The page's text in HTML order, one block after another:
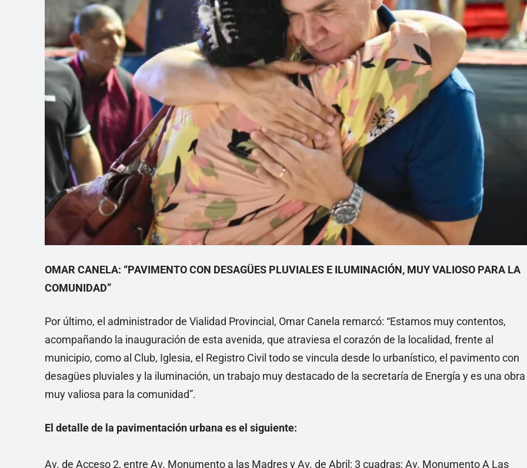
OMAR CANELA: “PAVIMENTO CON DESAGÜES PLUVIALES E ILUMINACIÓN, MUY VALIOSO PARA LA
COMUNIDAD”
Por último, el administrador de Vialidad Provincial, Omar Canela remarcó: “Estamos muy contentos,
acompañando la inauguración de esta avenida, que atraviesa el corazón de la localidad, frente al
municipio, como al Club, Iglesia, el Registro Civil todo se vincula desde lo urbanístico, el pavimento con
desagües pluviales y la iluminación, un trabajo muy destacado de la secretaría de Energía y es una obra
muy valiosa para la comunidad”.
El detalle de la pavimentación urbana es el siguiente:
Av. de Acceso 2, entre Av. Monumento a las Madres y Av. de Abril: 3 cuadras; Av. Monumento A Las